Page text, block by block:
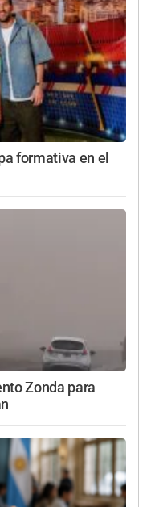
formativa en el
Zonda para